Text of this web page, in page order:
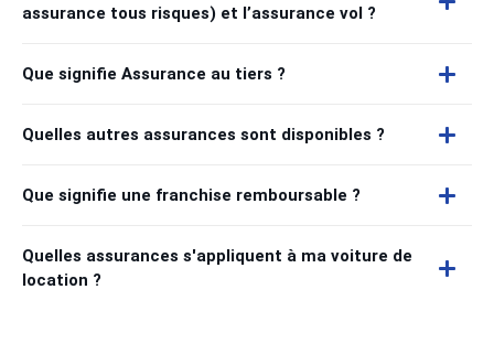
assurance tous risques) et l’assurance vol ?
Que signifie Assurance au tiers ?
Quelles autres assurances sont disponibles ?
Que signifie une franchise remboursable ?
Quelles assurances s'appliquent à ma voiture de
location ?